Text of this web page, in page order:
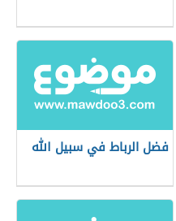
فضل الرباط في سبيل الله